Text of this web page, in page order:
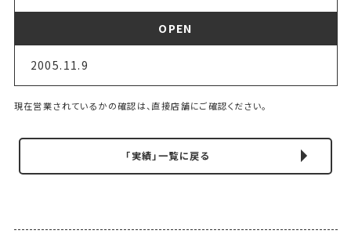
OPEN
2005.11.9
現在営業されているかの確認は、直接店舗にご確認ください。
「実績」一覧に戻る